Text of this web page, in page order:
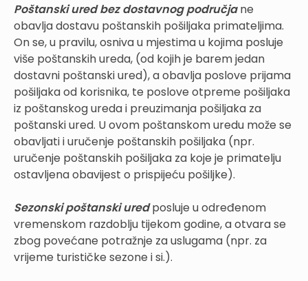
Poštanski ured bez dostavnog područjane
obavlja dostavu poštanskih pošiljaka primateljima.
On se, u pravilu, osniva u mjestima u kojima posluje
više poštanskih ureda, (od kojih je barem jedan
dostavni poštanski ured), a obavlja poslove prijama
pošiljaka od korisnika, te poslove otpreme pošiljaka
iz poštanskog ureda i preuzimanja pošiljaka za
poštanski ured. U ovom poštanskom uredu može se
obavljati i uručenje poštanskih pošiljaka (npr.
uručenje poštanskih pošiljaka za koje je primatelju
ostavljena obavijest o prispijeću pošiljke).
Sezonski poštanski uredposluje u određenom
vremenskom razdoblju tijekom godine, a otvara se
zbog povećane potražnje za uslugama (npr. za
vrijeme turističke sezone i si.).